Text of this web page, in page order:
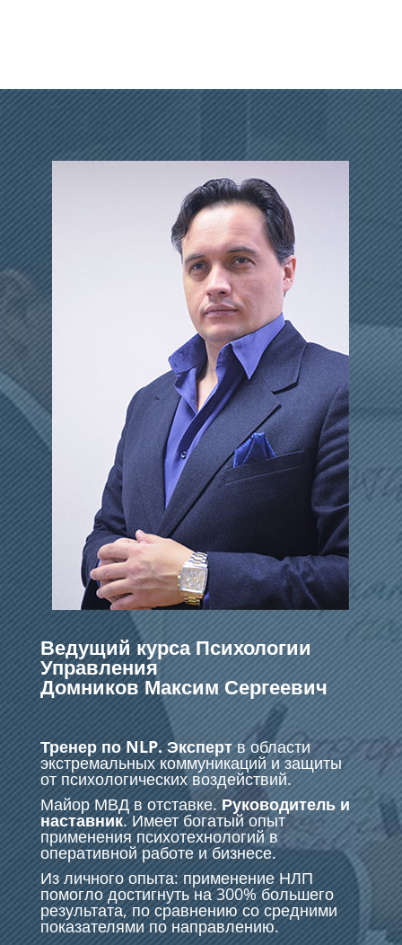
Ведущий курса Психологии
Управления
Домников Максим Сергеевич
Тренер по NLP. Экспертв области
экстремальных коммуникаций и защиты
от психологических воздействий.
Майор МВД в отставке. Руководитель и
наставник. Имеет богатый опыт
применения психотехнологий в
оперативной работе и бизнесе.
Из личного опыта: применение НЛП
помогло достигнуть на 300% большего
результата, по сравнению со средними
показателями по направлению.